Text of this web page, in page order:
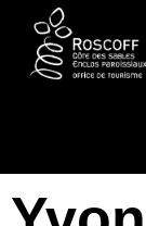
Cookies